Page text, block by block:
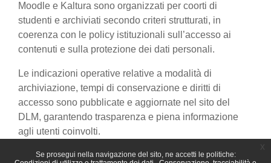
Se prosegui nella navigazione del sito, ne accetti le politiche:
Moodle e Kaltura sono organizzati per coorti di
studenti e archiviati secondo criteri strutturati, in
coerenza con le policy istituzionali sull’accesso ai
contenuti e sulla protezione dei dati personali.
Le indicazioni operative relative a modalità di
archiviazione, tempi di conservazione e diritti di
accesso sono pubblicate e aggiornate nel sito del
DLM, garantendo trasparenza e piena informazione
agli utenti coinvolti.